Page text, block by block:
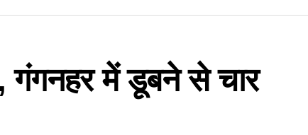
काम के लिए समान मजदूरी का प्रावधान भी किया गया है।
गंगनहर में डूबने से चार